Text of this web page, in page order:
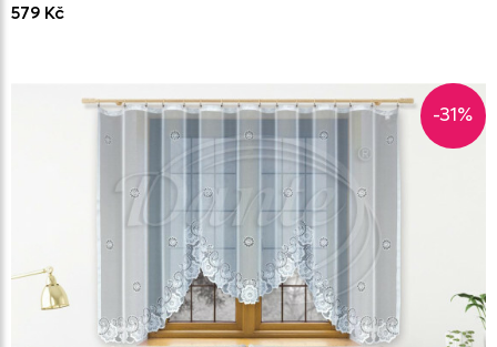
579 Kč
-31%